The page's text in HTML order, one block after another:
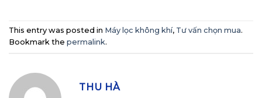
This entry was posted in Máy lọc không khí, Tư vấn chọn mua.
Bookmark the permalink.
THU HÀ